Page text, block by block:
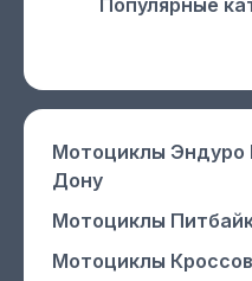
Популярные
Мотоциклы Эндуро
Дону
Мотоциклы
Мотоциклы